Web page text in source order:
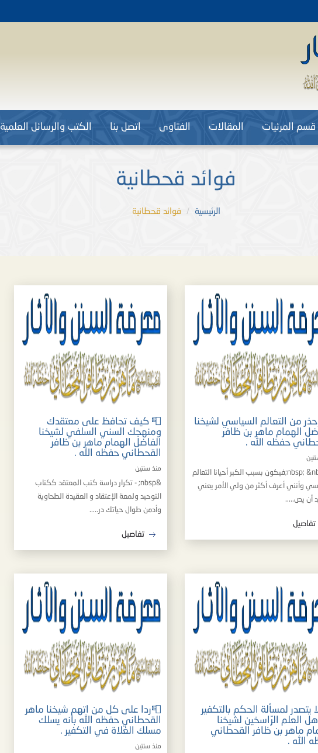
قسم المرئيات المقالات الفتاوى اتصل بنا الكتب والرسائل العلمية
فوائد قحطانية
الرئيسية فوائد قحطانية
من التعالم السياسي لشيخنا
الهمام ماهر بن ظافر
حفظه الله .
&nbsp; &nbsp;فيكون بسبب الكبر أحيانا التعالم
وأنني أعرف أكثر من ولي الأمر يعني
أن يص.....
تفاصيل
📮 كيف تحافظ على معتقدك
ومنهجك السني السلفي لشيخنا
الفاضل الهمام ماهر بن ظافر
القحطاني حفظه الله .
منذ سنتين
&nbsp; - تكرار دراسة كتب المعتقد ككتاب
التوحيد ولمعة الإعتقاد و العقيدة الطحاوية
وأدمن طوال حياتك در.....
تفاصيل
يتصدر لمسألة الحكم بالتكفير
أهل العلم الرّاسخين لشيخنا
ماهر بن ظافر القحطاني
الله .
📮ردا على كل من اتهم شيخنا ماهر
القحطاني حفظه الله بأنه يسلك
مسلك الغلاة في التكفير .
منذ سنتين